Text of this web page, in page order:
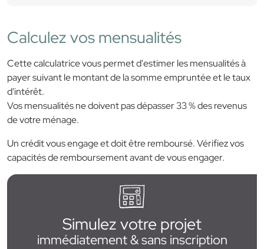
Calculez vos mensualités
Cette calculatrice vous permet d'estimer les mensualités à
payer suivant le montant de la somme empruntée et le taux
d'intérêt.
Vos mensualités ne doivent pas dépasser 33 % des revenus
de votre ménage.
Un crédit vous engage et doit être remboursé. Vérifiez vos
capacités de remboursement avant de vous engager.
Simulez votre projet
immédiatement & sans inscription